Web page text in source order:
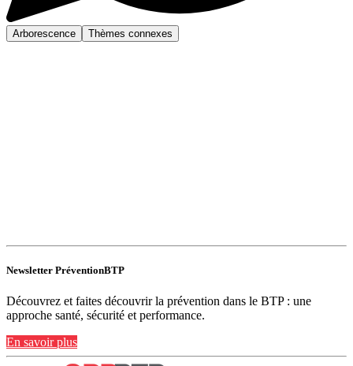
Arborescence Thèmes connexes
Newsletter PréventionBTP
Découvrez et faites découvrir la prévention dans le BTP : une
approche santé, sécurité et performance.
En savoir plus